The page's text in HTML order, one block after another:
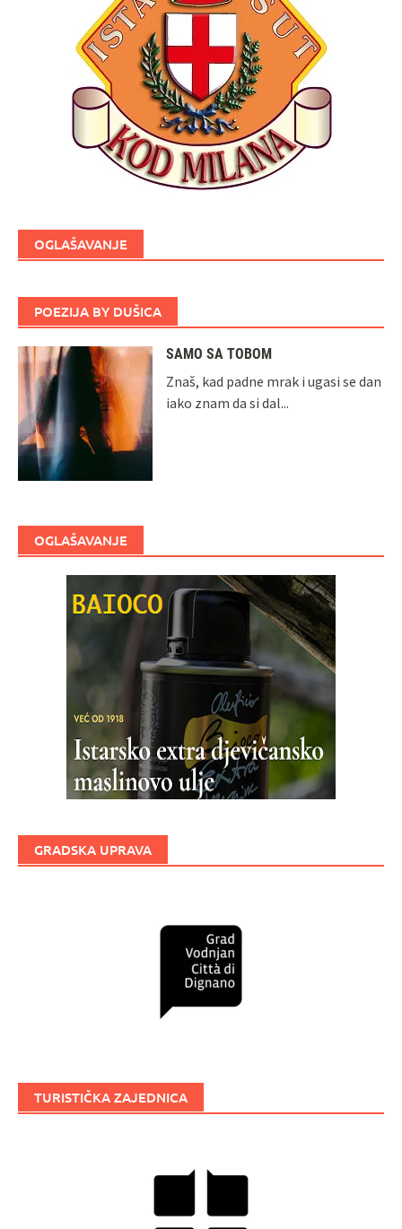
OGLAŠAVANJE
POEZIJA BY DUŠICA
SAMO SA TOBOM
Znaš, kad padne mrak i ugasi se dan
iako znam da si dal...
OGLAŠAVANJE
GRADSKA UPRAVA
TURISTIČKA ZAJEDNICA